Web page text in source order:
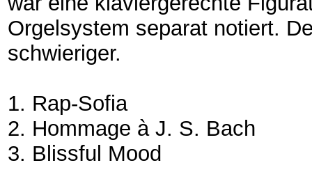
Orgelsystem separat notiert.
schwieriger.
1. Rap-Sofia
2. Hommage à J. S. Bach
3. Blissful Mood